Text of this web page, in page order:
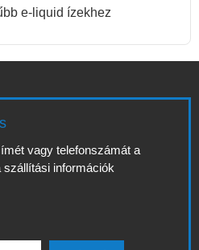
e-liquid ízekhez
vagy telefonszámát a
szállítási információk